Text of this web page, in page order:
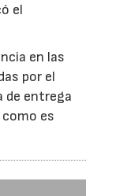
el
en las
por el
de entrega
es